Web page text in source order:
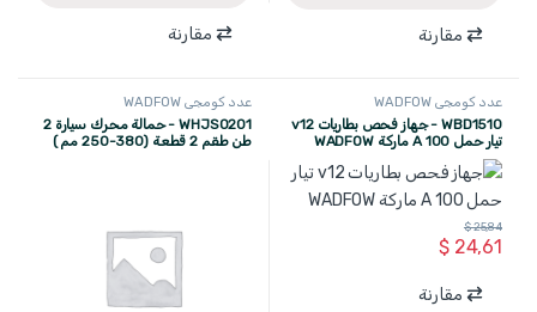
مقارنة مقارنة
عدد كومجي WADFOW
WBD1510 - جهاز فحص بطاريات v12
تيار حمل 100 A ماركة WADFOW
$24,61
$25,84
مقارنة
عدد كومجي WADFOW
WHJS0201 - حمالة محرك سيارة 2
طن طقم 2 قطعة (380-250 مم )